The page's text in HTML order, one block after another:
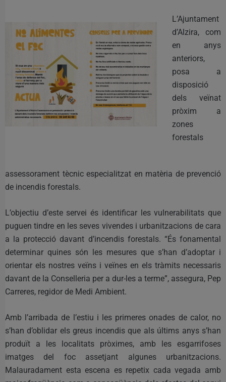
L’Ajuntament
d’Alzira, com
en anys
anteriors,
posa a
disposició
dels veïnat
pròxim a
zones
forestals
assessorament tècnic especialitzat en matèria de prevenció
de incendis forestals.
L’objectiu d’este servei és identificar les vulnerabilitats que
puguen tindre en les seves vivendes i urbanitzacions de cara
a la protecció davant d’incendis forestals. “És fonamental
determinar quines són les mesures que s’han d’adoptar i
orientar els nostres veïns i veïnes en els tràmits necessaris
davant de la Conselleria per a dur-les a terme”, assegura, Pep
Carreres, regidor de Medi Ambient.
Amb l’arribada de l’estiu i les primeres onades de calor, no
s’han d’oblidar els greus incendis que als últims anys s’han
produït a les localitats pròximes, amb les esgarrifoses
imatges del foc assetjant algunes urbanitzacions.
Malauradament esta escena es repetix cada vegada amb